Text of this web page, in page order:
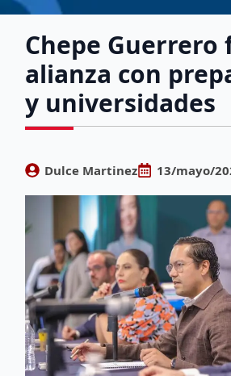
Chepe Guerrero
alianza con
y universidades
Dulce Martinez 13/mayo/